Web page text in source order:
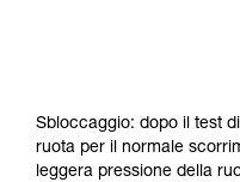
Sbloccaggio: dopo il test
ruota per il normale
leggera pressione della